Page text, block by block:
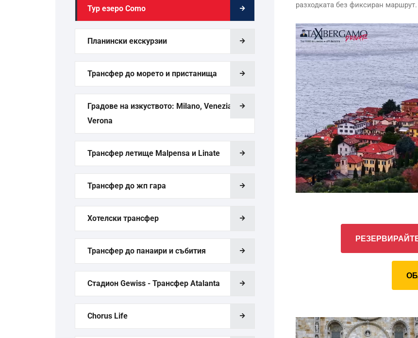
Тур езеро Como
Планински екскурзии
Трансфер до морето и пристанища
Градове на изкуството: Milano, Venezia,
Verona
Трансфер летище Malpensa и Linate
Трансфер до жп гара
Хотелски трансфер
Трансфер до панаири и събития
Стадион Gewiss - Трансфер Atalanta
Chorus Life
разходката без фиксиран маршрут.